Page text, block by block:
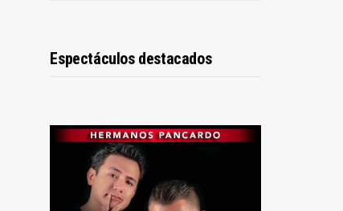
Espectáculos destacados